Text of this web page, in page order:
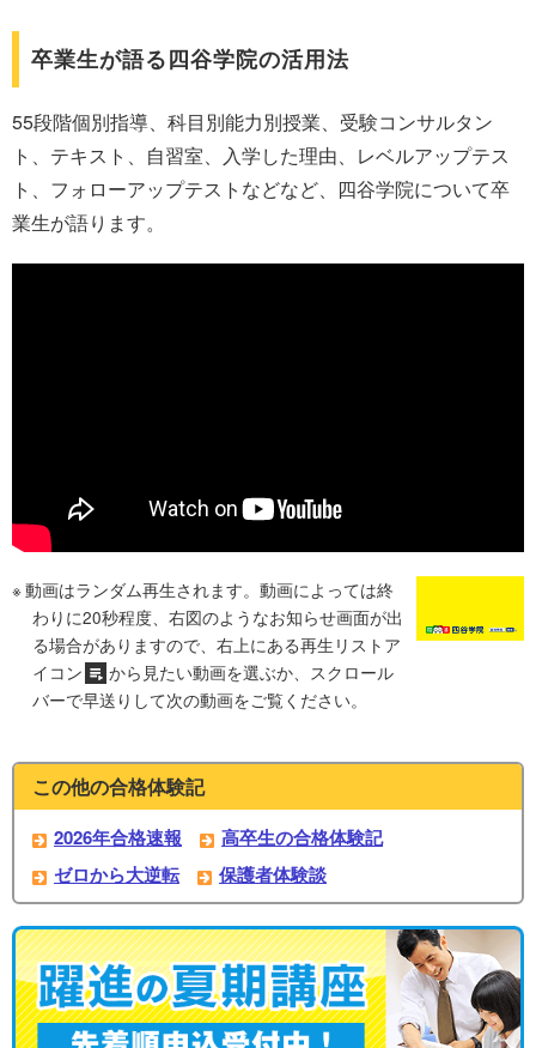
卒業生が語る四谷学院の活用法
55段階個別指導、科目別能力別授業、受験コンサルタン
ト、テキスト、自習室、入学した理由、レベルアップテス
ト、フォローアップテストなどなど、四谷学院について卒
業生が語ります。
動画はランダム再生されます。動画によっては終
わりに20秒程度、右図のようなお知らせ画面が出
る場合がありますので、右上にある再生リストア
イコン
から見たい動画を選ぶか、スクロール
バーで早送りして次の動画をご覧ください。
この他の合格体験記
2026年合格速報
高卒生の合格体験記
ゼロから大逆転
保護者体験談